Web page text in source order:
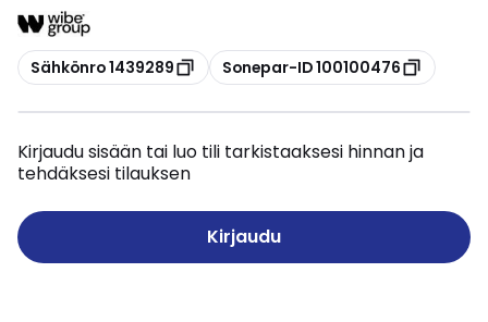
Kopioi
Sähkönro 1439289 Kopioi
Sonepar-ID 100100476
Kirjaudu sisään tai luo tili tarkistaaksesi hinnan ja
tehdäksesi tilauksen
Kirjaudu